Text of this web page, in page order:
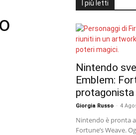
I più letti
Nintendo
Emblem:
protagonista
Giorgia Russo - 4
Nintendo è pronta
Fortune’s Weave.